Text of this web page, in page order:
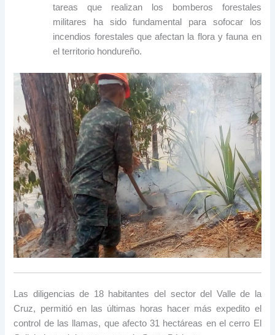
tareas que realizan los bomberos forestales
militares ha sido fundamental para sofocar los
incendios forestales que afectan la flora y fauna en
el territorio hondureño.
Las diligencias de 18 habitantes del sector del Valle de la
Cruz, permitió en las últimas horas hacer más expedito el
control de las llamas, que afecto 31 hectáreas en el cerro El